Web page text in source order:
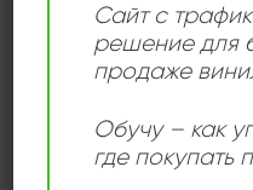
Gloria Estefan – Cuts Both
Ways
2400,00₽
Продается: Интернет-магазин
Продано
Сайт с
решение для
продаже
Обучу – как
где покупать